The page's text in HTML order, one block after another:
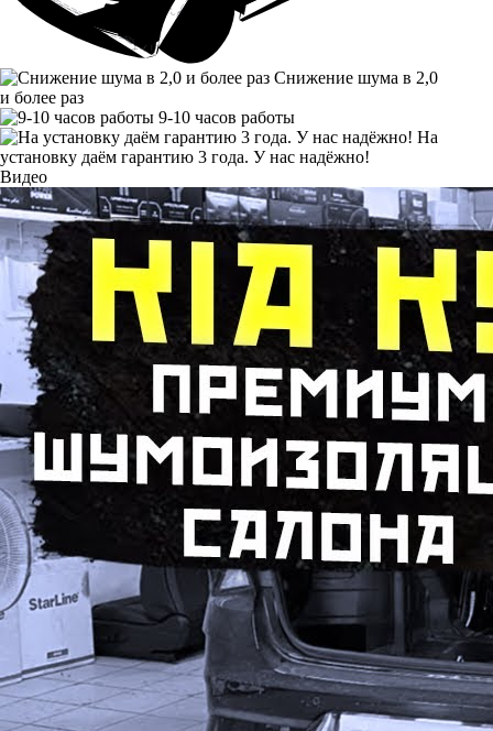
Снижение шума в 2,0
и более раз
9-10 часов работы
На
установку даём гарантию 3 года. У нас надёжно!
Видео